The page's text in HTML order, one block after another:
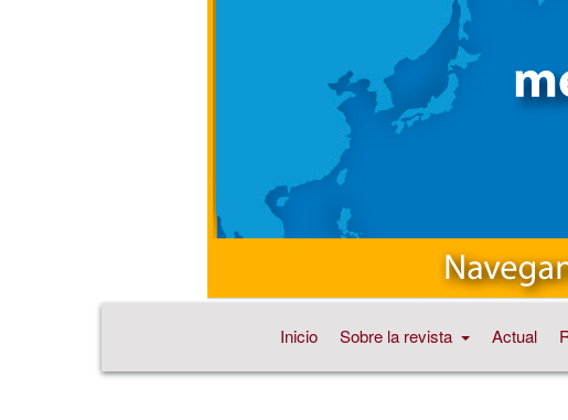
Inicio Sobre la revista Actual